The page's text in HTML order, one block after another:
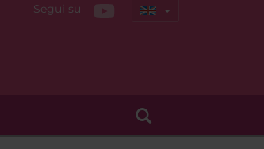
Segui su